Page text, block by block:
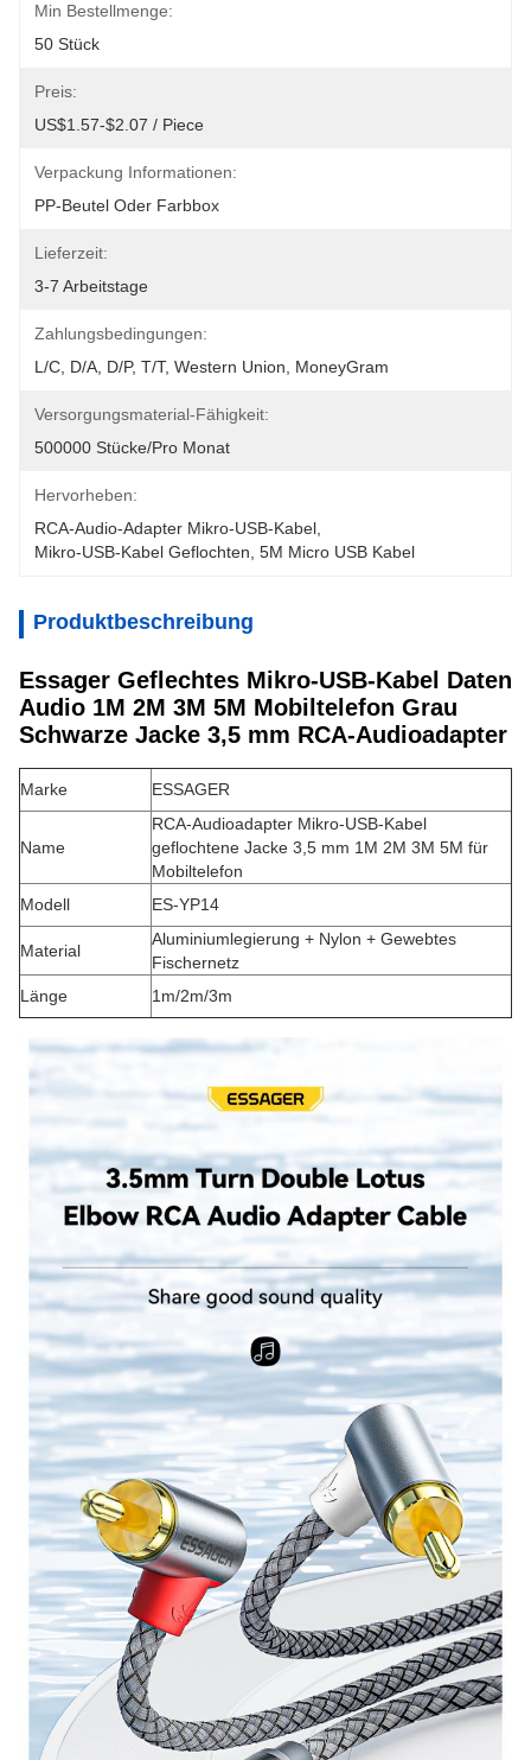
Min Bestellmenge:
50 Stück
Preis:
US$1.57-$2.07 / Piece
Verpackung Informationen:
PP-Beutel Oder Farbbox
Lieferzeit:
3-7 Arbeitstage
Zahlungsbedingungen:
L/C, D/A, D/P, T/T, Western Union, MoneyGram
Versorgungsmaterial-Fähigkeit:
500000 Stücke/pro Monat
Hervorheben:
RCA-Audio-Adapter Mikro-USB-Kabel
Mikro-USB-Kabel Geflochten 5M Micro USB Kabel
Produktbeschreibung
Essager Geflechtes Mikro-USB-Kabel Daten
Audio 1M 2M 3M 5M Mobiltelefon Grau
Schwarze Jacke 3,5 mm RCA-Audioadapter
Marke ESSAGER
Name
RCA-Audioadapter Mikro-USB-Kabel
geflochtene Jacke 3,5 mm 1M 2M 3M 5M für
Mobiltelefon
Modell
ES-YP14
Material
Aluminiumlegierung + Nylon + Gewebtes
Fischernetz
Länge
1m/2m/3m